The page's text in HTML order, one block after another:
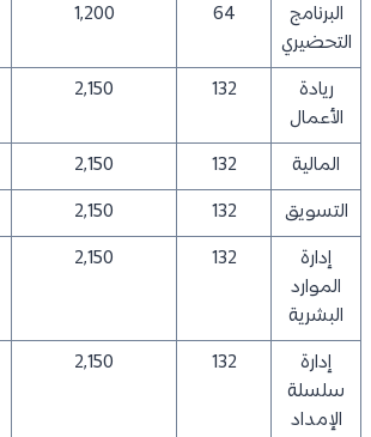
البرنامج
التحضيري
64
1,200
ريادة
الأعمال
132
2,150
المالية 132
2,150
التسويق
132
2,150
إدارة
الموارد
البشرية
132
2,150
إدارة
سلسلة
الإمداد
132
2,150